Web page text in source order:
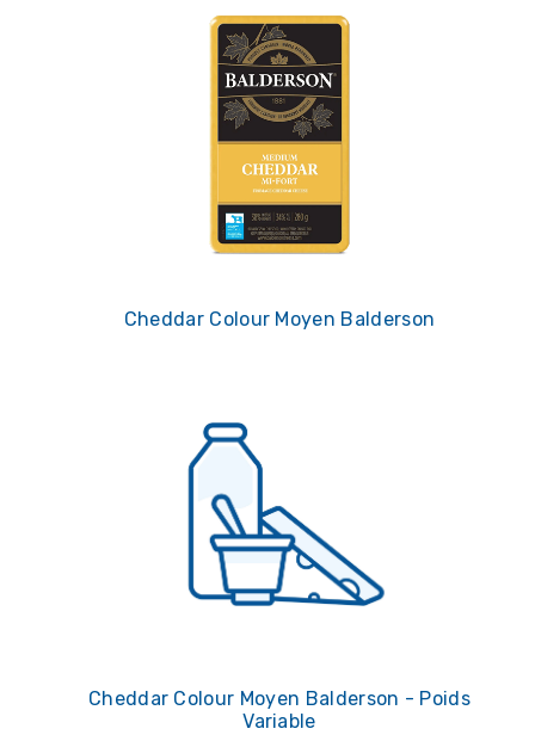
Cheddar Colour Moyen Balderson
Cheddar Colour Moyen Balderson - Poids
Variable